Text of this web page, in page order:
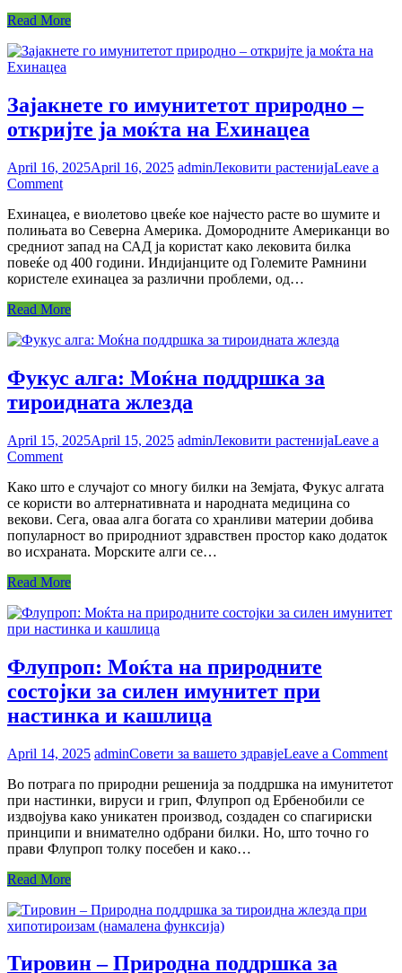
рамнотежа
Read More
Зајакнете го имунитетот природно –
откријте ја моќта на Ехинацеа
April 16, 2025April 16, 2025 adminЛековити растенијаLeave a
Commenton
го
имунитетот
природно
–
откријте
моќта
Ехинацеа
Ехинацеа, е виолетово цвеќе кое најчесто расте во шумите и
полињата во Северна Америка. Домородните Американци во
средниот запад на САД ја користат како лековита билка
повеќе од 400 години. Индијанците од Големите Рамнини
користеле ехинацеа за различни проблеми, од…
Read More
Фукус алга: Моќна поддршка за
тироидната жлезда
April 15, 2025April 15, 2025 adminЛековити растенијаLeave a
Commenton
алга:
Моќна
поддршка
за
тироидната
Како што е случајот со многу билки на Земјата, Фукус алгата
се користи во алтернативната и народната медицина со
векови. Сега, оваа алга богата со хранливи материи добива
популарност во природниот здравствен простор како додаток
во исхраната. Морските алги се…
Read More
Флупроп: Моќта на природните
состојки за силен имунитет при
настинка и кашлица
April 14, 2025 adminСовети за вашето здравјеLeave a Commenton
Во потрага по природни решенија за поддршка на имунитетот
при настинки, вируси и грип, Флупроп од Ербенобили се
издвојува како уникатен производ, создаден со спагириски
принципи и внимателно одбрани билки. Но, што точно го
прави Флупроп толку посебен и како…
Read More
Тировин – Природна поддршка за